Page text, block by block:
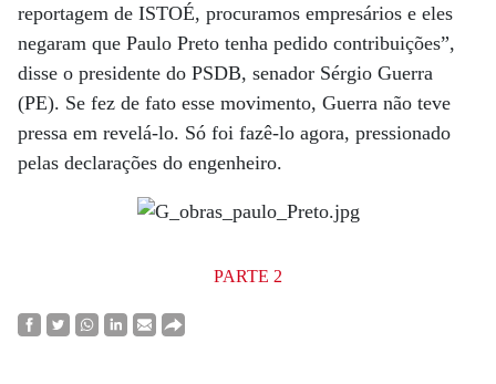
reportagem de ISTOÉ, procuramos empresários e eles
negaram que Paulo Preto tenha pedido contribuições”,
disse o presidente do PSDB, senador Sérgio Guerra
(PE). Se fez de fato esse movimento, Guerra não teve
pressa em revelá-lo. Só foi fazê-lo agora, pressionado
pelas declarações do engenheiro.
PARTE 2